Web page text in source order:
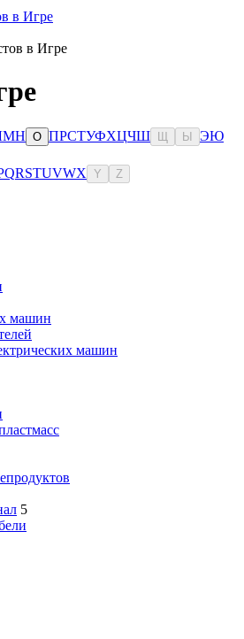
в Игре
в Игре
МН О ПРСТУФХЦЧШ Ы ЭЮ
QRSTUVWX Y Z
машин
машин
5